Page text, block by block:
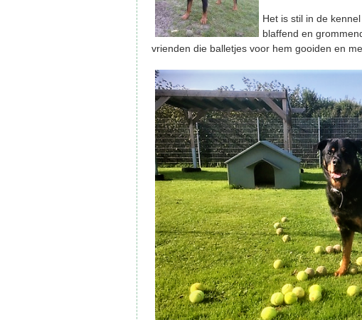
Het is stil in de
blaffend en
vrienden die balletjes voor hem gooiden en